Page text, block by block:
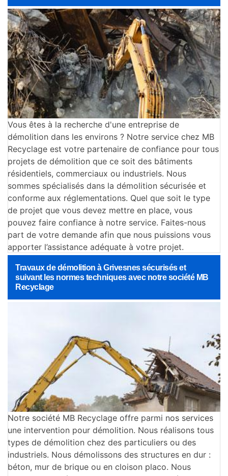
Vous êtes à la recherche d'une entreprise de
démolition dans les environs ? Notre service chez MB
Recyclage est votre partenaire de confiance pour tous
projets de démolition que ce soit des bâtiments
résidentiels, commerciaux ou industriels. Nous
sommes spécialisés dans la démolition sécurisée et
conforme aux réglementations. Quel que soit le type
de projet que vous devez mettre en place, vous
pouvez faire confiance à notre service. Faites-nous
part de votre demande afin que nous puissions vous
apporter l’assistance adéquate à votre projet.
Travaux de démolition à Grivesnes sécurisés et
suivant les normes techniques avec notre société MB
Recyclage
Notre société MB Recyclage offre parmi nos services
une intervention pour démolition. Nous réalisons tous
types de démolition chez des particuliers ou des
industriels. Nous démolissons des structures en dur :
béton, mur de brique ou en cloison placo. Nous